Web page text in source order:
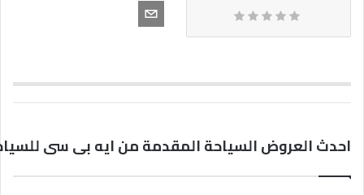
احدث العروض السياحة المقدمة من ايه بى سى